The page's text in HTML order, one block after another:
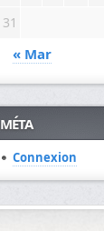
« Mar
31
MÉTA
Connexion